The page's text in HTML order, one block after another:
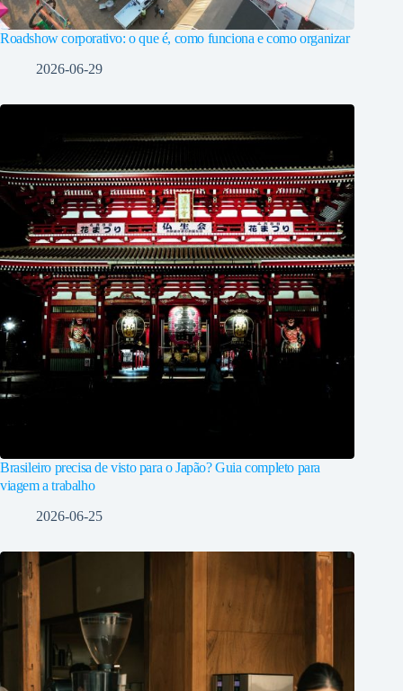
Roadshow corporativo: o que é, como funciona e como organizar
2026-06-29
Brasileiro precisa de visto para o Japão? Guia completo para
viagem a trabalho
2026-06-25